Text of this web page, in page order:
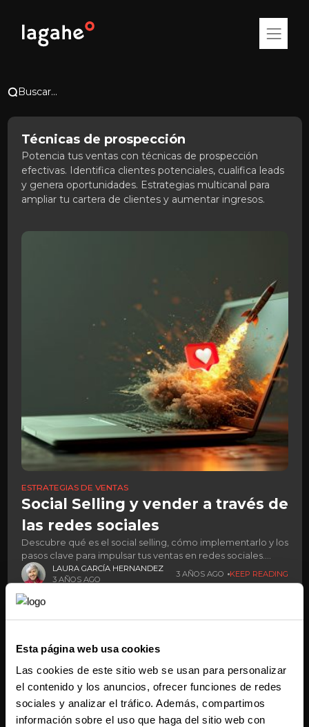
Esta página web usa cookies
Las cookies de este sitio web se usan para personalizar
el contenido y los anuncios, ofrecer funciones de redes
sociales y analizar el tráfico. Además, compartimos
información sobre el uso que haga del sitio web con
Buscar...
Técnicas de prospección
Potencia tus ventas con técnicas de prospección
efectivas. Identifica clientes potenciales, cualifica leads
y genera oportunidades. Estrategias multicanal para
ampliar tu cartera de clientes y aumentar ingresos.
ESTRATEGIAS DE VENTAS
Social Selling y vender a través de
las redes sociales
Descubre qué es el social selling, cómo implementarlo y los
pasos clave para impulsar tus ventas en redes sociales.
Aprende a conectar y vender más eficazmente.
LAURA GARCÍA HERNANDEZ
3 AÑOS AGO
3 AÑOS AGO KEEP READING